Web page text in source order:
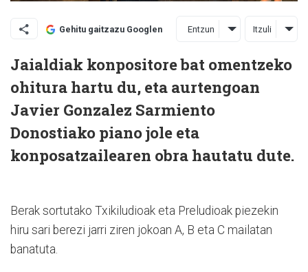
Gehitu gaitzazu Googlen Entzun Itzuli
Jaialdiak konpositore bat omentzeko
ohitura hartu du, eta aurtengoan
Javier Gonzalez Sarmiento
Donostiako piano jole eta
konposatzailearen obra hautatu dute.
Berak sortutako Txikiludioak eta Preludioak piezekin
hiru sari berezi jarri ziren jokoan A, B eta C mailatan
banatuta.